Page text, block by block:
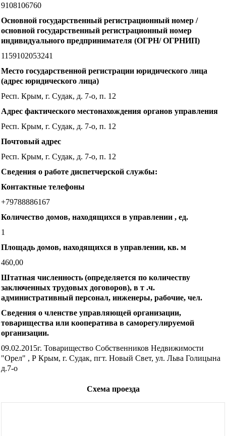
9108106760
Основной государственный регистрационный номер /
основной государственный регистрационный номер
индивидуального предпринимателя (ОГРН/ ОГРНИП)
1159102053241
Место государственной регистрации юридического лица
(адрес юридического лица)
Респ. Крым, г. Судак, д. 7-о, п. 12
Адрес фактического местонахождения органов управления
Респ. Крым, г. Судак, д. 7-о, п. 12
Почтовый адрес
Респ. Крым, г. Судак, д. 7-о, п. 12
Сведения о работе диспетчерской службы:
Контактные телефоны
+79788886167
Количество домов, находящихся в управлении , ед.
1
Площадь домов, находящихся в управлении, кв. м
460,00
Штатная численность (определяется по количеству
заключенных трудовых договоров), в т .ч.
административный персонал, инженеры, рабочие, чел.
Сведения о членстве управляющей организации,
товарищества или кооператива в саморегулируемой
организации.
09.02.2015г. Товарищество Собственников Недвижимости
"Орел" , Р Крым, г. Судак, пгт. Новый Свет, ул. Льва Голицына
д.7-о
Схема проезда